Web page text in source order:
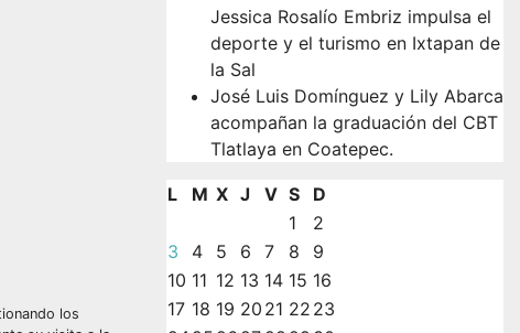
los
Jessica Rosalío Embriz impulsa el
deporte y el turismo en Ixtapan de
la Sal
José Luis Domínguez y Lily Abarca
acompañan la graduación del CBT
Tlatlaya en Coatepec.
L M X J V S
D
1
2
3
4 5 6 7 8
9
10 11 12 13 14 15 16
17 18 19 20 21 22 23